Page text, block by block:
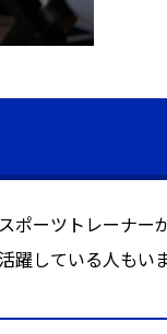
ーツトレーナ
している人もいま